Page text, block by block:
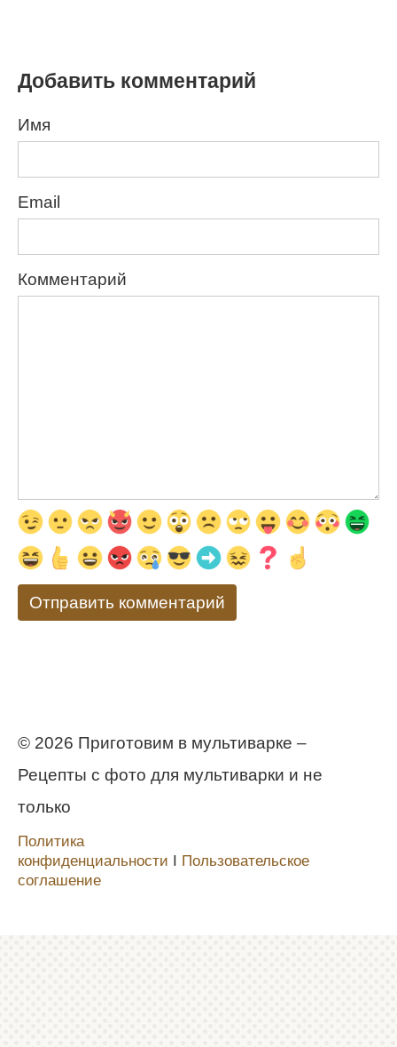
Добавить комментарий
Имя
Email
Комментарий
© 2026 Приготовим в мультиварке –
Рецепты с фото для мультиварки и не
только
Политика
конфиденциальности
Пользовательское
соглашение